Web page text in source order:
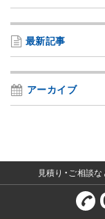
最新記事
アーカイブ
見積り・ご相談